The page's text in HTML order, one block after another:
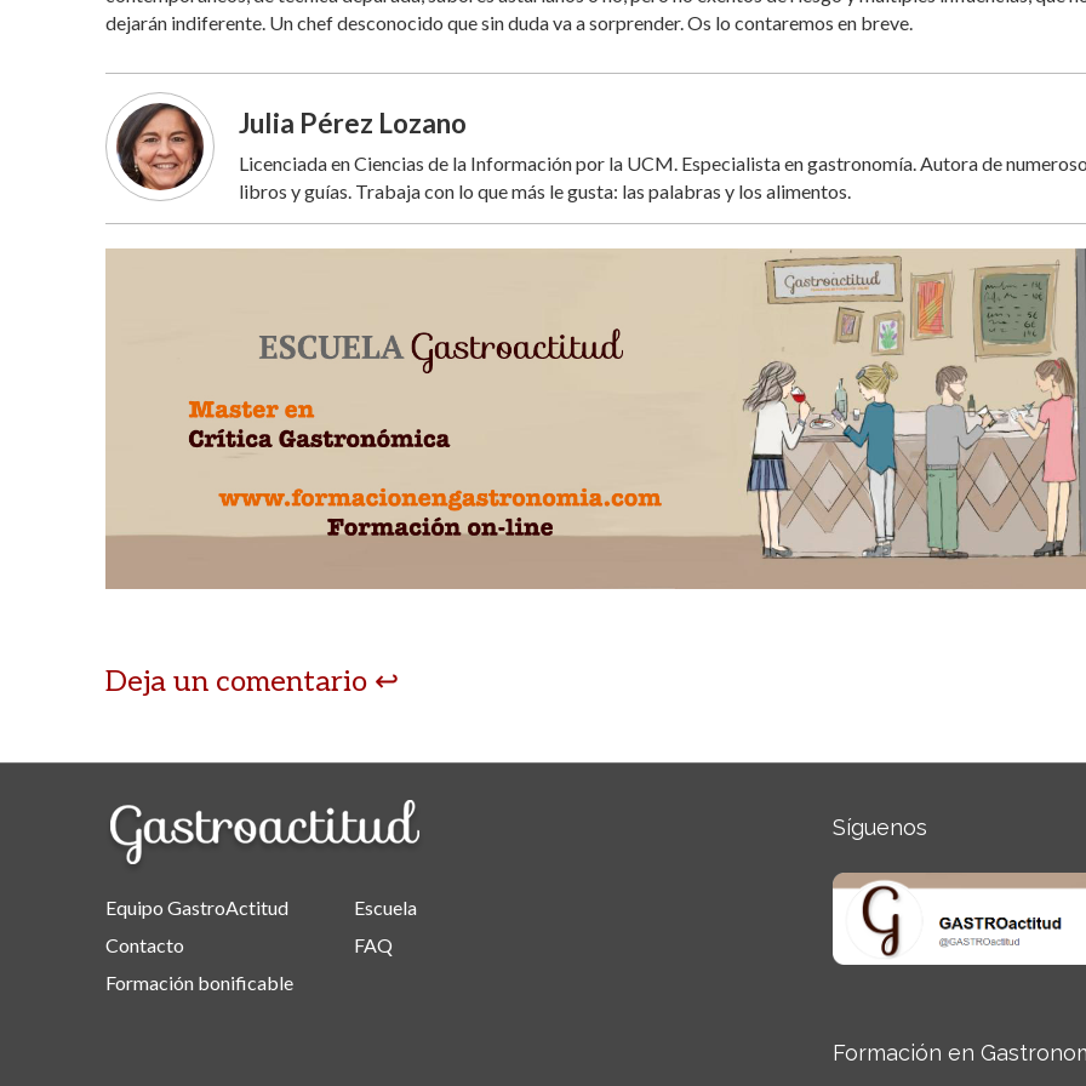
dejarán indiferente. Un chef desconocido que sin duda va a sorprender. Os lo contaremos en breve.
Julia Pérez Lozano
Licenciada en Ciencias de la Información por la UCM. Especialista en gastronomía. Autora de
libros y guías. Trabaja con lo que más le gusta: las palabras y los alimentos.
Deja un comentario
Equipo GastroActitud
Contacto
Formación bonificable
Escuela
FAQ
Síguenos
Formación en